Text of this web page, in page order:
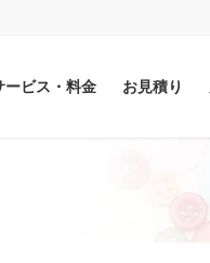
ービス・料金 お見積り